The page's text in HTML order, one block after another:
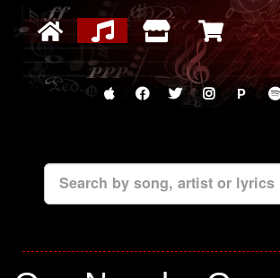
P
Search by song, artist or lyrics